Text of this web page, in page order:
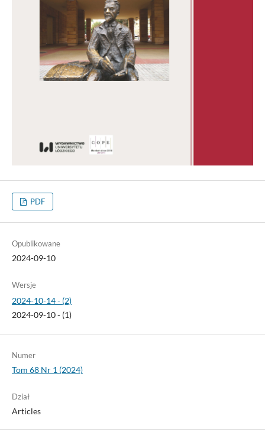
PDF
Opublikowane
2024-09-10
Wersje
2024-10-14 - (2)
2024-09-10 - (1)
Numer
Tom 68 Nr 1 (2024)
Dział
Articles